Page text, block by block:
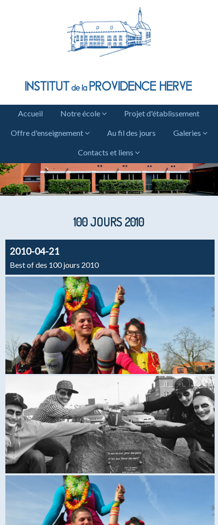
Accueil Notre école Projet d'établissement
Offre d'enseignement Au fil des jours Galeries
Contacts et liens
100 JOURS 2010
2010-04-21
Best of des 100 jours 2010